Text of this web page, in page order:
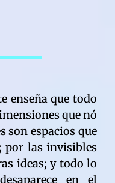
enseña que todo
que nó
son espacios que
por las invisibles
ideas; y todo lo
en el